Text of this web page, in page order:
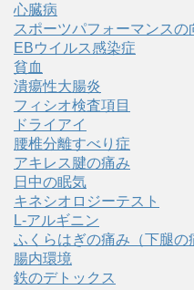
心臓病
スポーツパフォーマンスの
EBウイルス感染症
貧血
潰瘍性大腸炎
フィシオ検査項目
ドライアイ
腰椎分離すべり症
アキレス腱の痛み
日中の眠気
キネシオロジーテスト
L-アルギニン
ふくらはぎの痛み（下腿の
腸内環境
鉄のデトックス